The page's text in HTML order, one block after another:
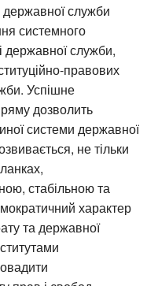
державної служби
системного
державної служби,
правових
Успішне
дозволить
системи державної
не тільки
стабільною та
характер
та державної